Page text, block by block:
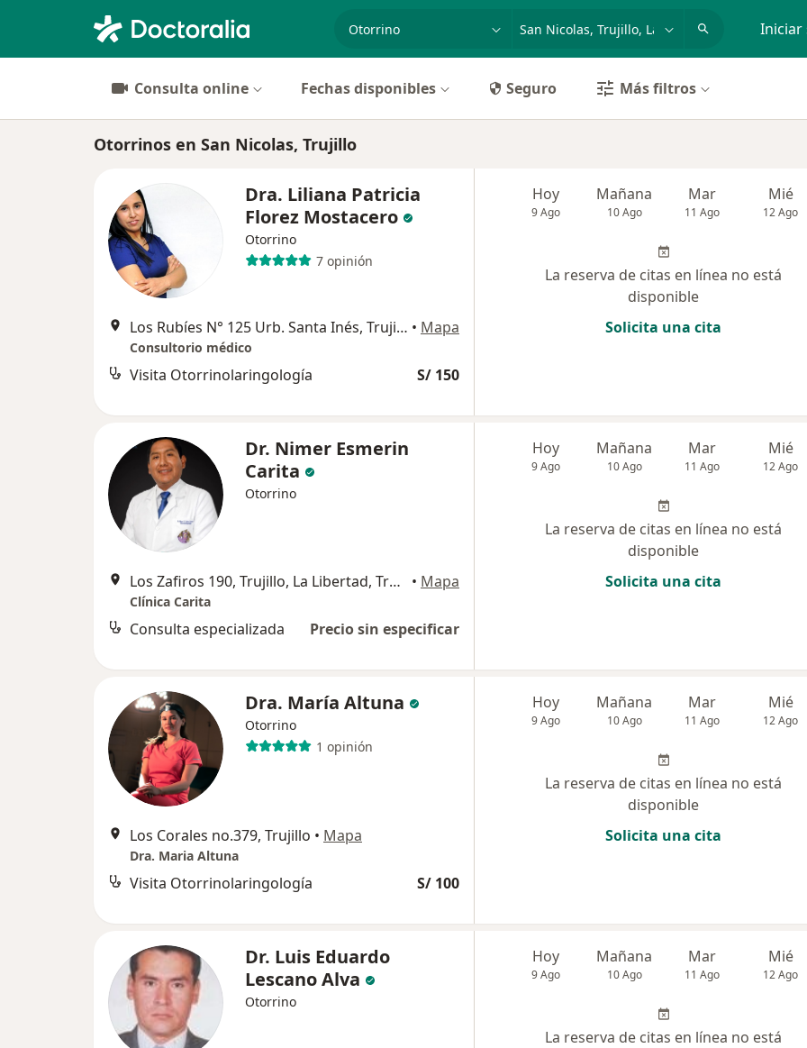
Iniciar
Consulta online Fechas disponibles Seguro Más filtros
Otorrinos en San Nicolas, Trujillo
Dra. Liliana Patricia
Florez Mostacero
Otorrino
7 opinión
Los Rubíes N° 125 Urb. Santa Inés, Trujillo • Mapa
Consultorio médico
Visita Otorrinolaringología S/ 150
Hoy
9 Ago
Mañana
10 Ago
Mar
11 Ago
Mié
12 Ago
La reserva de citas en línea no está
disponible
Solicita una cita
Dr. Nimer Esmerin
Carita
Otorrino
Los Zafiros 190, Trujillo, La Libertad, Trujillo • Mapa
Clínica Carita
Consulta especializada Precio sin especificar
Hoy
9 Ago
Mañana
10 Ago
Mar
11 Ago
Mié
12 Ago
La reserva de citas en línea no está
disponible
Solicita una cita
Dra. María Altuna
Otorrino
1 opinión
Los Corales no.379, Trujillo • Mapa
Dra. Maria Altuna
Visita Otorrinolaringología S/ 100
Hoy
9 Ago
Mañana
10 Ago
Mar
11 Ago
Mié
12 Ago
La reserva de citas en línea no está
disponible
Solicita una cita
Dr. Luis Eduardo
Lescano Alva
Otorrino
Hoy
9 Ago
Mañana
10 Ago
Mar
11 Ago
Mié
12 Ago
La reserva de citas en línea no está